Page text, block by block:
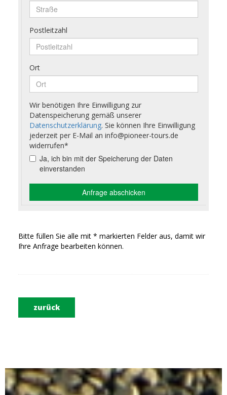
Bitte füllen Sie alle mit * markierten Felder aus, damit wir
Ihre Anfrage bearbeiten können.
zurück